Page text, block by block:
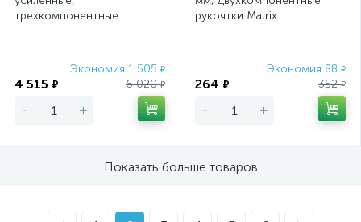
трехкомпонентные
Экономия 1 505 ₽
4 515 ₽ 6 020₽
- +
рукоятки Matrix
Экономия 88 ₽
264 ₽ 352₽
- +
Показать больше товаров